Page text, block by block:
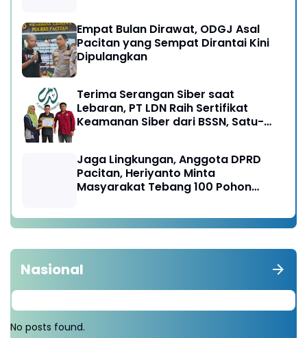
Empat Bulan Dirawat, ODGJ Asal
Pacitan yang Sempat Dirantai Kini
Dipulangkan
Terima Serangan Siber saat
Lebaran, PT LDN Raih Sertifikat
Keamanan Siber dari BSSN, Satu-
Jaga Lingkungan, Anggota DPRD
Pacitan, Heriyanto Minta
Masyarakat Tebang 100 Pohon
Nasional
No posts found.